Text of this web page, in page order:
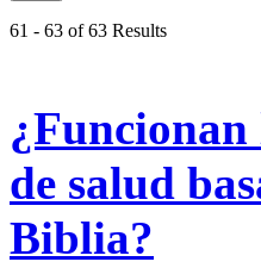
61 - 63 of 63 Results
¿Funcionan
de salud
Biblia?